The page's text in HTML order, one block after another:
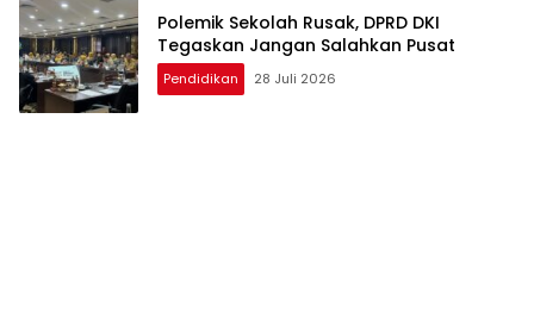
Polemik Sekolah Rusak, DPRD DKI
Tegaskan Jangan Salahkan Pusat
Pendidikan 28 Juli 2026